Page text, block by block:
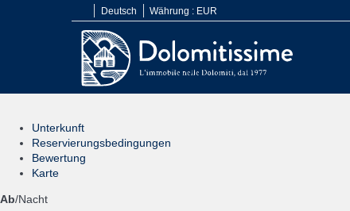
Deutsch Währung : EUR
Unterkunft
Reservierungsbedingungen
Bewertung
Karte
Ab/Nacht